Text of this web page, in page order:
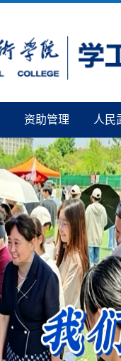
资助管理 人民